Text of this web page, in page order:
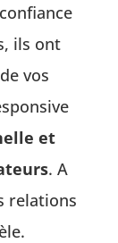
ils ont
vos
et
. A
relations